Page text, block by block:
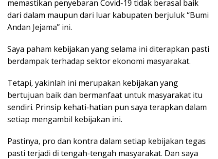
memastikan penyebaran Covid-19 tidak berasal baik
dari dalam maupun dari luar kabupaten berjuluk “Bumi
Andan Jejama” ini.
Saya paham kebijakan yang selama ini diterapkan pasti
berdampak terhadap sektor ekonomi masyarakat.
Tetapi, yakinlah ini merupakan kebijakan yang
bertujuan baik dan bermanfaat untuk masyarakat itu
sendiri. Prinsip kehati-hatian pun saya terapkan dalam
setiap mengambil kebijakan ini.
Pastinya, pro dan kontra dalam setiap kebijakan tegas
pasti terjadi di tengah-tengah masyarakat. Dan saya